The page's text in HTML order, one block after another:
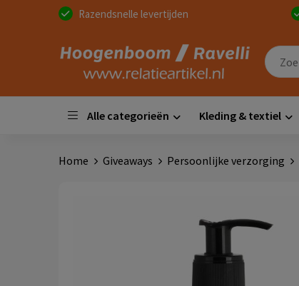
Razendsnelle levertijden
Alle categorieën Kleding & textiel
Home Giveaways Persoonlijke verzorging